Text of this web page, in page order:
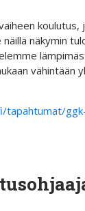
koulutus,
näkymin
vähintään